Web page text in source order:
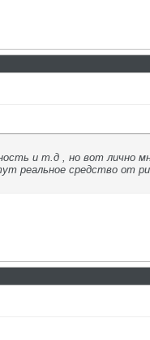
и т.д , но вот лично
реальное средство